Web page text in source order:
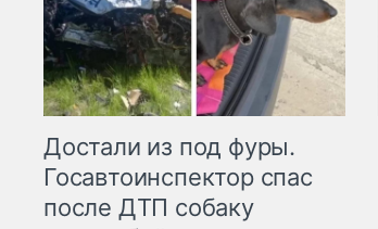
Достали из под фуры.
Госавтоинспектор спас
после ДТП собаку